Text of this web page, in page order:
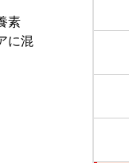
素
に混